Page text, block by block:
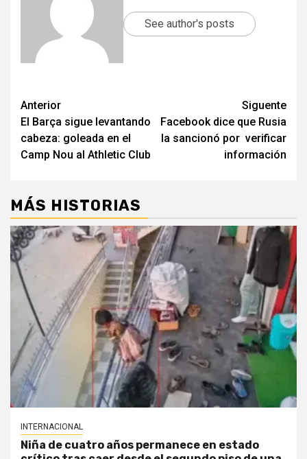
See author's posts
Post
navigation
Anterior
El Barça sigue levantando
cabeza: goleada en el
Camp Nou al Athletic Club
Siguente
Facebook dice que Rusia
la sancionó por verificar
información
MÁS HISTORIAS
INTERNACIONAL
Niña de cuatro años permanece en estado